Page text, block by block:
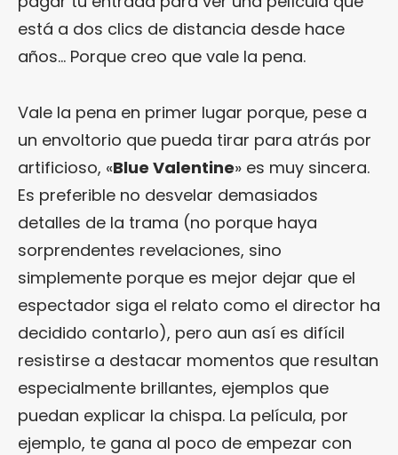
está a dos clics de distancia desde hace
años… Porque creo que vale la pena.
Vale la pena en primer lugar porque, pese a
un envoltorio que pueda tirar para atrás por
artificioso, «Blue Valentine» es muy sincera.
Es preferible no desvelar demasiados
detalles de la trama (no porque haya
sorprendentes revelaciones, sino
simplemente porque es mejor dejar que el
espectador siga el relato como el director ha
decidido contarlo), pero aun así es difícil
resistirse a destacar momentos que resultan
especialmente brillantes, ejemplos que
puedan explicar la chispa. La película, por
ejemplo, te gana al poco de empezar con